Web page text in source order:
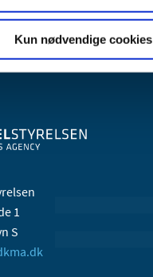
Kun nødvendige cookies
1
S